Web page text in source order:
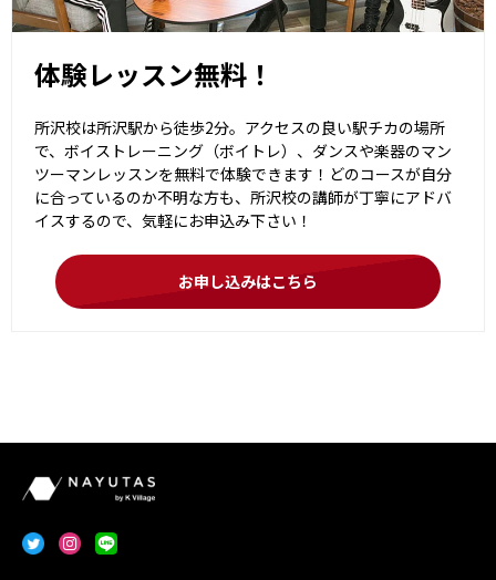
体験レッスン無料！
所沢校は所沢駅から徒歩2分。アクセスの良い駅チカの場所
で、ボイストレーニング（ボイトレ）、ダンスや楽器のマン
ツーマンレッスンを無料で体験できます！どのコースが自分
に合っているのか不明な方も、所沢校の講師が丁寧にアドバ
イスするので、気軽にお申込み下さい！
お申し込みはこちら